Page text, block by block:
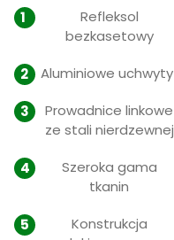
Refleksol
bezkasetowy
Aluminiowe uchwyty
Prowadnice linkowe
ze stali nierdzewnej
Szeroka gama
tkanin
Konstrukcja